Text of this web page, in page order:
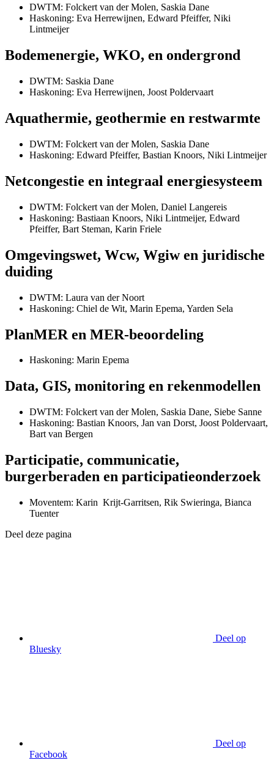
DWTM: Folckert van der Molen, Saskia Dane
Haskoning: Eva Herrewijnen, Edward Pfeiffer, Niki
Lintmeijer
Bodemenergie, WKO, en ondergrond
DWTM: Saskia Dane
Haskoning: Eva Herrewijnen, Joost Poldervaart
Aquathermie, geothermie en restwarmte
DWTM: Folckert van der Molen, Saskia Dane
Haskoning: Edward Pfeiffer, Bastian Knoors, Niki Lintmeijer
Netcongestie en integraal energiesysteem
DWTM: Folckert van der Molen, Daniel Langereis
Haskoning: Bastiaan Knoors, Niki Lintmeijer, Edward
Pfeiffer, Bart Steman, Karin Friele
Omgevingswet, Wcw, Wgiw en juridische
duiding
DWTM: Laura van der Noort
Haskoning: Chiel de Wit, Marin Epema, Yarden Sela
PlanMER en MER-beoordeling
Haskoning: Marin Epema
Data, GIS, monitoring en rekenmodellen
DWTM: Folckert van der Molen, Saskia Dane, Siebe Sanne
Haskoning: Bastian Knoors, Jan van Dorst, Joost Poldervaart,
Bart van Bergen
Participatie, communicatie,
burgerberaden en participatieonderzoek
Moventem: Karin Krijt-Garritsen, Rik Swieringa, Bianca
Tuenter
Deel deze pagina
Deel op
Bluesky
Deel op
Facebook